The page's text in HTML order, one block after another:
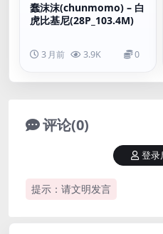
蠢沫沫(chunmomo) – 白
虎比基尼(28P_103.4M)
3 月前 3.9K 0
评论(0)
提示：请文明发言
登录